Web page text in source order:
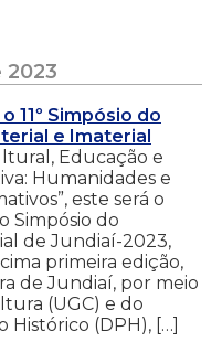
2023
11º Simpósio do
e Imaterial
Educação e
Humanidades e
este será o
Simpósio do
de Jundiaí-2023,
primeira edição,
de Jundiaí, por meio
(UGC) e do
(DPH), […]